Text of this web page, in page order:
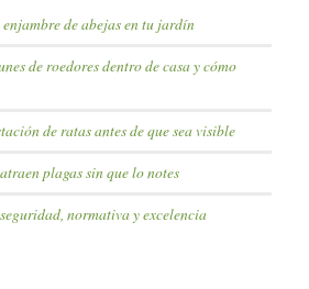
de abejas en tu jardín
de roedores dentro de casa y cómo
de ratas antes de que sea visible
plagas sin que lo notes
normativa y excelencia